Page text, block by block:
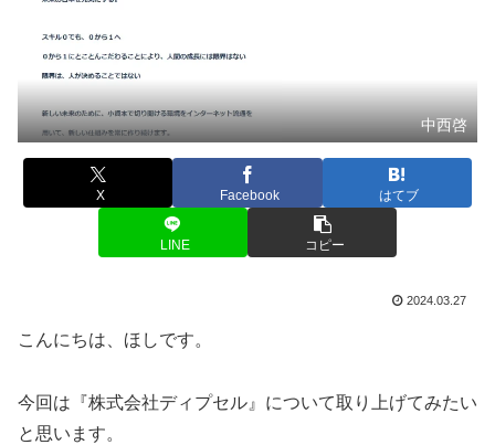
中西啓
X Facebook はてブ
LINE コピー
2024.03.27
こんにちは、ほしです。
今回は『株式会社ディプセル』について取り上げてみたい
と思います。